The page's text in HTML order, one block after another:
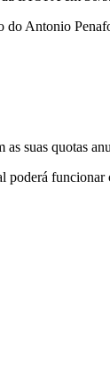
do Antonio
suas quotas